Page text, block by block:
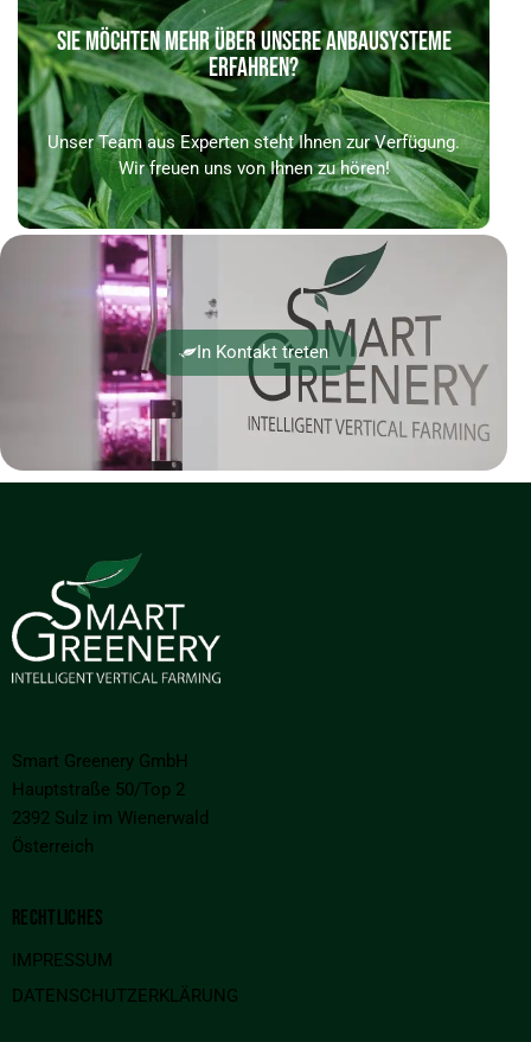
SIE MÖCHTEN MEHR ÜBER UNSERE ANBAUSYSTEME
ERFAHREN?
Unser Team aus Experten steht Ihnen zur Verfügung.
Wir freuen uns von Ihnen zu hören!
In Kontakt treten
Smart Greenery GmbH
Hauptstraße 50/Top 2
2392 Sulz im Wienerwald
Österreich
RECHTLICHES
IMPRESSUM
DATENSCHUTZERKLÄRUNG